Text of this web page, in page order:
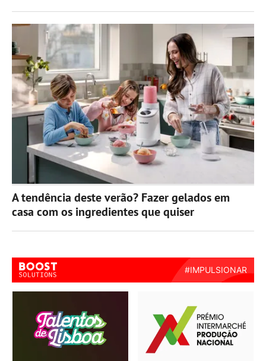
A tendência deste verão? Fazer gelados em
casa com os ingredientes que quiser